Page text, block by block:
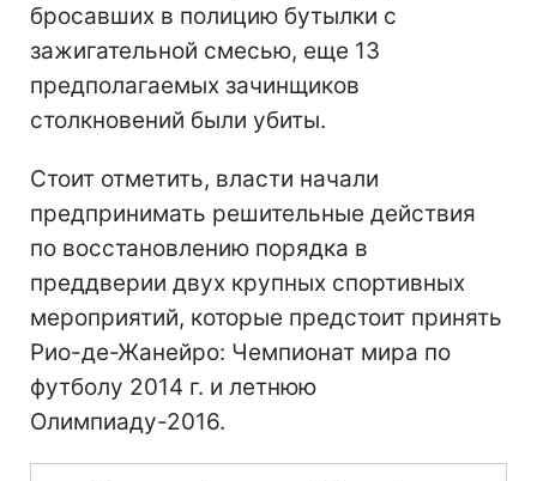
бросавших в полицию бутылки с
зажигательной смесью, еще 13
предполагаемых зачинщиков
столкновений были убиты.
Стоит отметить, власти начали
предпринимать решительные действия
по восстановлению порядка в
преддверии двух крупных спортивных
мероприятий, которые предстоит принять
Рио-де-Жанейро: Чемпионат мира по
футболу 2014 г. и летнюю
Олимпиаду-2016.